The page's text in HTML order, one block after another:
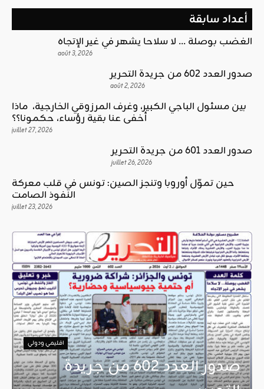
أعداد سابقة
الغضب بوصلة … لا سلاحا يشهر في غير الإتجاه
août 3, 2026
صدور العدد 602 من جريدة التحرير
août 2, 2026
بين مسئول الباجي الكبير، وغرف المرزوقي الخارجية، ماذا
أخفى عنا بقية رؤساء، حكمونا؟؟
juillet 27, 2026
صدور العدد 601 من جريدة التحرير
juillet 26, 2026
حين تموّل أوروبا وتنجز الصين: تونس في قلب معركة
النفوذ الصامت
juillet 23, 2026
اقليمي ودولي
صدور العدد 602 من جريدة